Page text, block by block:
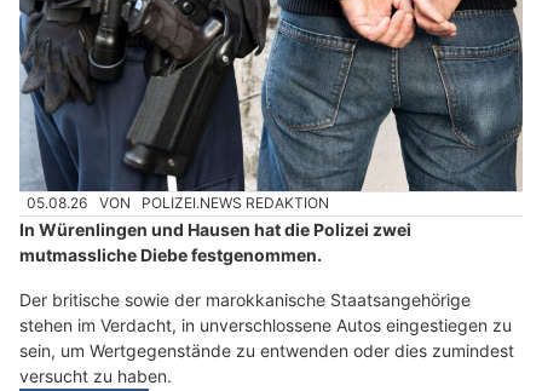
05.08.26 VON POLIZEI.NEWS REDAKTION
In Würenlingen und Hausen hat die Polizei zwei
mutmassliche Diebe festgenommen.
Der britische sowie der marokkanische Staatsangehörige
stehen im Verdacht, in unverschlossene Autos eingestiegen zu
sein, um Wertgegenstände zu entwenden oder dies zumindest
versucht zu haben.